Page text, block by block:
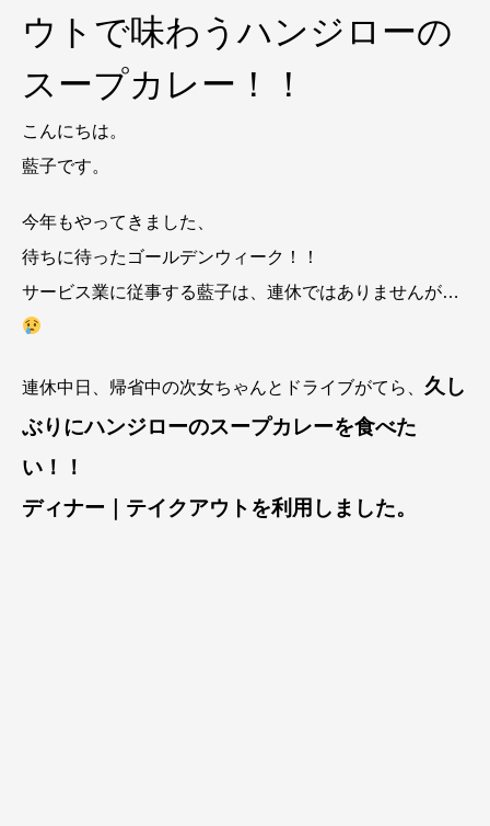
ウトで味わうハンジローの
スープカレー！！
こんにちは。
藍子です。
今年もやってきました、
待ちに待ったゴールデンウィーク！！
サービス業に従事する藍子は、連休ではありませんが…
連休中日、帰省中の次女ちゃんとドライブがてら、 久し
ぶりにハンジローのスープカレーを食べた
い！！
ディナー｜テイクアウトを利用しました。